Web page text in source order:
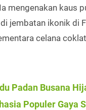
mengenakan kaus
jembatan ikonik di
celana
Padan Busana
Populer Gaya